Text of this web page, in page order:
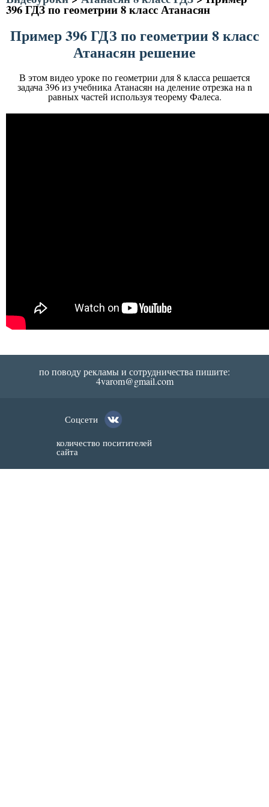
396 ГДЗ по геометрии 8 класс Атанасян
Пример 396 ГДЗ по геометрии 8 класс
Атанасян решение
В этом видео уроке по геометрии для 8 класса решается
задача 396 из учебника Атанасян на деление отрезка на n
равных частей используя теорему Фалеса.
по поводу рекламы и сотрудничества пишите:
4varom@gmail.com
Соцсети
количество поситителей
сайта